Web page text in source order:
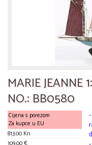
MARIE JEANNE
NO.: BB0580
Cijena s porezom
Za kupce u EU
813.00 Kn